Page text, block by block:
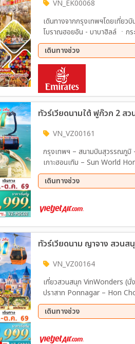
VN_EK00068
เดินทางจากกรุงเทพฯโดยเที่ยว
โบราณฮอยอัน - บาบาฮิลล์ ㆍก
ㆍ POPMARTㆍสวนสนุกแฟ
Tra Marina Cafe* ตลาดฮาน
เดินทางช่วง
14 ส.ค. 69 - 16 ส.ค. 69
06 พ.ย. 69 - 08 พ.ย. 69
ทัวร์เวียดนามใต้ ฟูก๊วก 2 ส
VN_VZ00161
กรุงเทพฯ – สนามบินสุวรรณภูมิ
เกาะฮอนเทิม – Sun World Hon Thom - Exotica Village - สวนน้ำอควาโท
สะพานจูบ – ตลาดไนท์มาร์เก็ต
World Phu Quoc – บ้านไม้ไผ่ – Corona Casino - ชมโชว์ แสง สี เสียง “The Color of Venice ศาล
เจ้าดิงเกา - ร้านผ้าไหม– สนา
เดินทางช่วง
12 ก.ย. 69 - 14 ก.ย. 69
16 ต.ค. 69 - 18 ต.ค. 69
ทัวร์เวียดนาม ญาจาง สวน
VN_VZ00164
เที่ยวสวนสนุก VinWonders (นั่
ปราสาท Ponnagar – Hon
เดินทางช่วง
04 ก.ย. 69 - 06 ก.ย. 69